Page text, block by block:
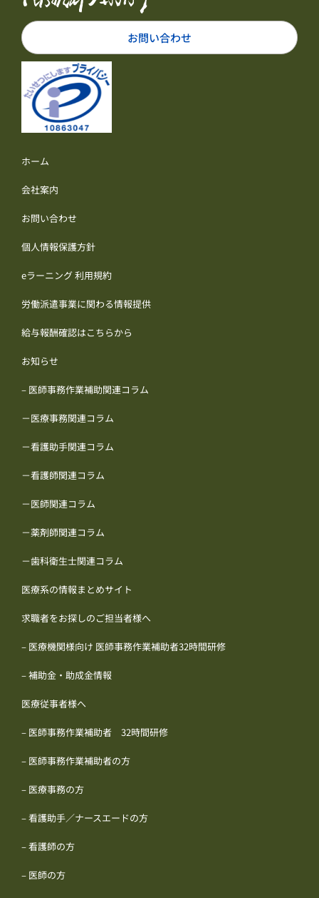
お問い合わせ
ホーム
会社案内
お問い合わせ
個人情報保護方針
eラーニング 利用規約
労働派遣事業に関わる情報提供
給与報酬確認はこちらから
お知らせ
– 医師事務作業補助関連コラム
－医療事務関連コラム
－看護助手関連コラム
－看護師関連コラム
－医師関連コラム
－薬剤師関連コラム
－歯科衛生士関連コラム
医療系の情報まとめサイト
求職者をお探しのご担当者様へ
– 医療機関様向け 医師事務作業補助者32時間研修
– 補助金・助成金情報
医療従事者様へ
– 医師事務作業補助者 32時間研修
– 医師事務作業補助者の方
– 医療事務の方
– 看護助手／ナースエードの方
– 看護師の方
– 医師の方